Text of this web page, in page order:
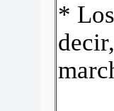
*